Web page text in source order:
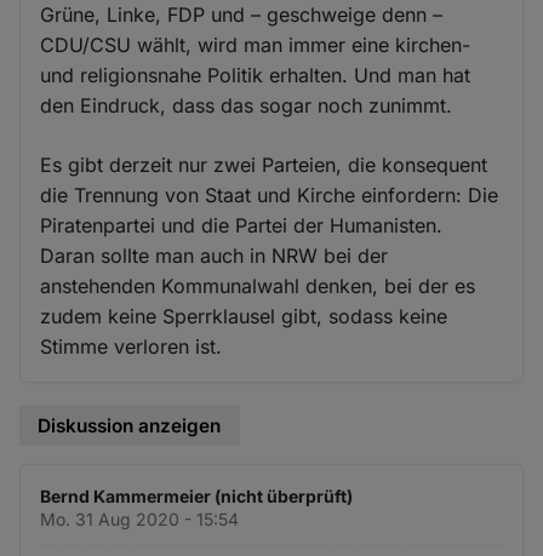
Grüne, Linke, FDP und – geschweige denn –
CDU/CSU wählt, wird man immer eine kirchen-
und religionsnahe Politik erhalten. Und man hat
den Eindruck, dass das sogar noch zunimmt.
Es gibt derzeit nur zwei Parteien, die konsequent
die Trennung von Staat und Kirche einfordern: Die
Piratenpartei und die Partei der Humanisten.
Daran sollte man auch in NRW bei der
anstehenden Kommunalwahl denken, bei der es
zudem keine Sperrklausel gibt, sodass keine
Stimme verloren ist.
Diskussion anzeigen
Bernd Kammermeier (nicht überprüft)
Mo. 31 Aug 2020 - 15:54